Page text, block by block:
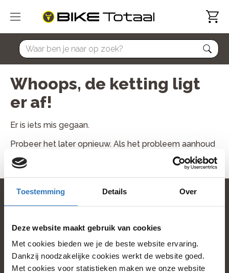
Toestemming Details Over
Deze website maakt gebruik van cookies
Met cookies bieden we je de beste website ervaring.
Dankzij noodzakelijke cookies werkt de website goed.
Met cookies voor statistieken maken we onze website
home
Whoops, de ketting ligt
er af!
Er is iets mis gegaan.
Probeer het later opnieuw. Als het probleem aanhoud
neem dan contact met ons op.
home
Populaire categorieën
Onze service